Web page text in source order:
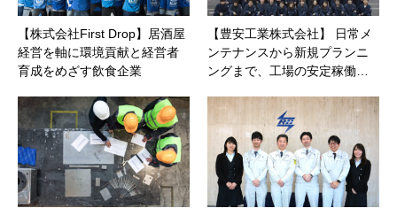
【株式会社First Drop】居酒屋
経営を軸に環境貢献と経営者
育成をめざす飲食企業
【豊安工業株式会社】 日常メ
ンテナンスから新規プランニ
ングまで、工場の安定稼働…